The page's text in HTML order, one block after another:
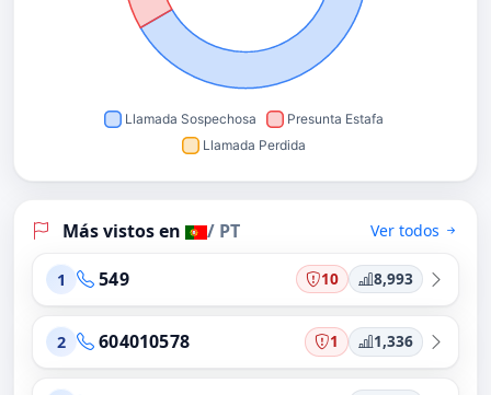
Más vistos en / PT Ver todos
1 549 10 8,993
2 604010578 1 1,336